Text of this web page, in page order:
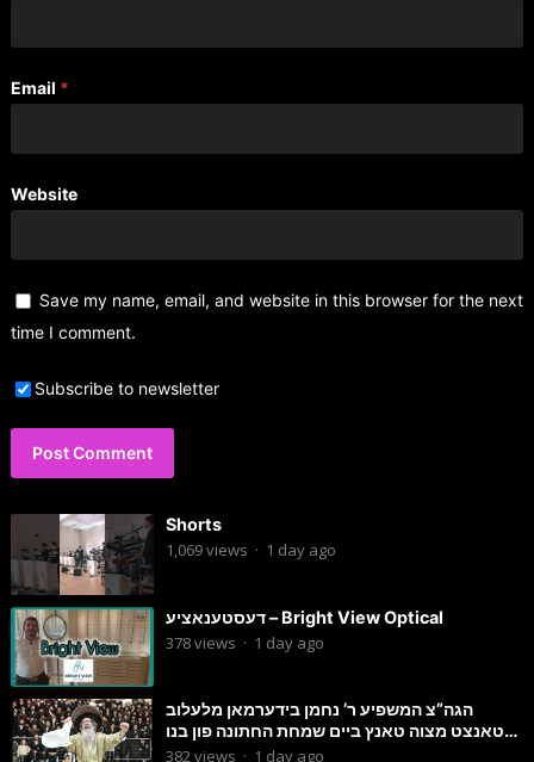
Email *
Website
Save my name, email, and website in this browser for the next
time I comment.
Subscribe to newsletter
Shorts
1,069views · 1 day ago
דעסטענאציע – Bright View Optical
378views · 1 day ago
הגה”צ המשפיע ר’ נחמן בידערמאן מלעלוב
טאנצט מצוה טאנץ ביים שמחת החתונה פון בנו
החתן
382views · 1 day ago